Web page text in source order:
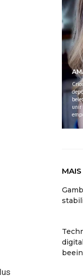
unir